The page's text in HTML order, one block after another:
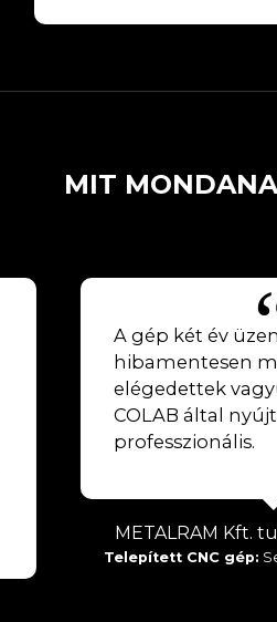
MIT
A gép két év
hibamentesen
elégedettek
COLAB által
professzionális.
METALRAM Kft.
Telepített CNC gép: